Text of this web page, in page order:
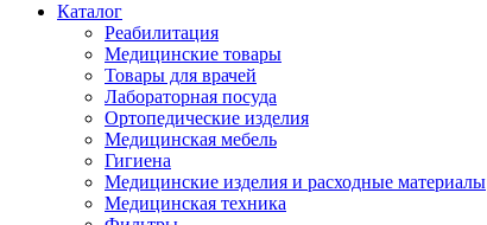
Каталог
Реабилитация
Медицинские товары
Товары для врачей
Лабораторная посуда
Ортопедические изделия
Медицинская мебель
Гигиена
Медицинские изделия и расходные материалы
Медицинская техника